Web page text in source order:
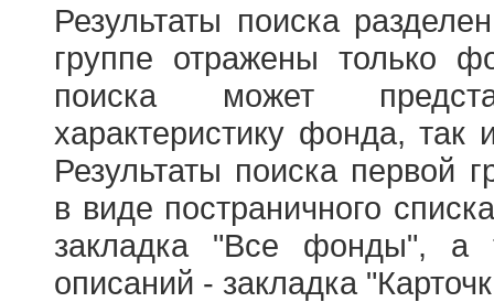
Результаты поиска
группе отражены только
поиска может
характеристику фонда,
Результаты поиска первой
в виде постраничного
закладка "Все фонды", а
описаний - закладка